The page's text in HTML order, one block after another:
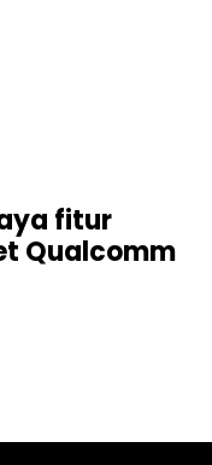
fitur
Qualcomm